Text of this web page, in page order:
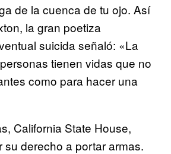
de la cuenca de tu ojo. Así
la gran poetiza
suicida señaló: «La
tienen vidas que no
como para hacer una
California State House,
su derecho a portar armas.